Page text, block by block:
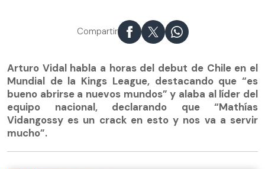
Compartir
Arturo Vidal habla a horas del debut de Chile en el
Mundial de la Kings League, destacando que “es
bueno abrirse a nuevos mundos” y alaba al líder del
equipo nacional, declarando que “Mathías
Vidangossy es un crack en esto y nos va a servir
mucho”.